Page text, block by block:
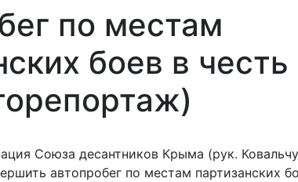
по местам
боев в честь
Союза десантников Крыма (рук.
автопробег по местам партизанских